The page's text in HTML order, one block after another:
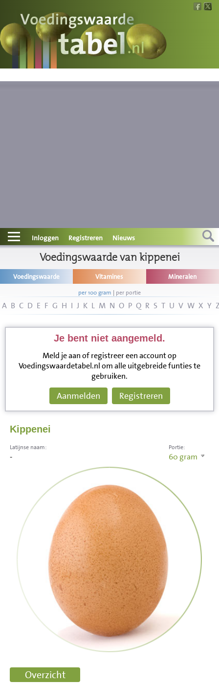
Voedingswaarde
Wat is wat?
Contact
Informatie
Disclaimer
Inloggen Registreren Nieuws
Voedingswaarde van kippenei
Voedingswaarde Vitamines Mineralen
per 100 gram | per portie
A B C D E F G H I J K L M N O P Q R S T U V W X Y
Je bent niet aangemeld.
Meld je aan of registreer een account op
Voedingswaardetabel.nl om alle uitgebreide funties te
gebruiken.
Aanmelden Registreren
Kippenei
Portie:
60 gram
Latijnse naam:
-